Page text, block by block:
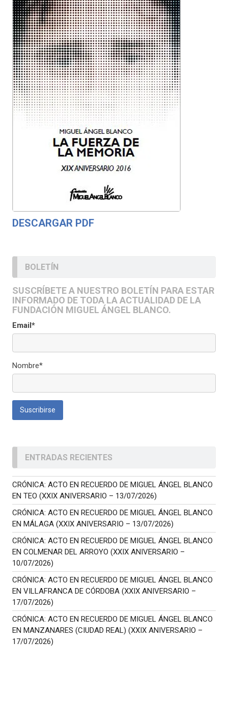
DESCARGAR PDF
BOLETÍN
SUSCRÍBETE A NUESTRO BOLETÍN PARA ESTAR
INFORMADO DE TODA LA ACTUALIDAD DE LA
FUNDACIÓN MIGUEL ÁNGEL BLANCO.
Email*
Nombre*
ENTRADAS RECIENTES
CRÓNICA: ACTO EN RECUERDO DE MIGUEL ÁNGEL BLANCO
EN TEO (XXIX ANIVERSARIO – 13/07/2026)
CRÓNICA: ACTO EN RECUERDO DE MIGUEL ÁNGEL BLANCO
EN MÁLAGA (XXIX ANIVERSARIO – 13/07/2026)
CRÓNICA: ACTO EN RECUERDO DE MIGUEL ÁNGEL BLANCO
EN COLMENAR DEL ARROYO (XXIX ANIVERSARIO –
10/07/2026)
CRÓNICA: ACTO EN RECUERDO DE MIGUEL ÁNGEL BLANCO
EN VILLAFRANCA DE CÓRDOBA (XXIX ANIVERSARIO –
17/07/2026)
CRÓNICA: ACTO EN RECUERDO DE MIGUEL ÁNGEL BLANCO
EN MANZANARES (CIUDAD REAL) (XXIX ANIVERSARIO –
17/07/2026)